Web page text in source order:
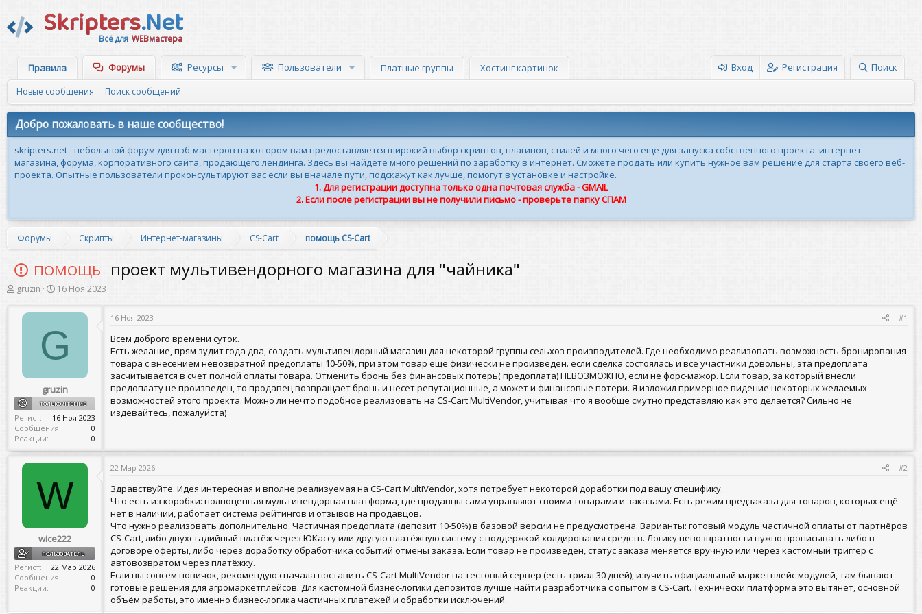
Skripters.Net
Всё для WEBмастера
Правила Форумы Ресурсы Пользователи Платные группы Хостинг картинок Вход Регистрация Поиск
Новые сообщения Поиск сообщений
Добро пожаловать в наше сообщество!
skripters.net - небольшой форум для вэб-мастеров на котором вам предоставляется широкий выбор скриптов, плагинов, стилей и много чего еще для запуска собственного проекта: интернет-
магазина, форума, корпоративного сайта, продающего лендинга. Здесь вы найдете много решений по заработку в интернет. Сможете продать или купить нужное вам решение для старта своего веб-
проекта. Опытные пользователи проконсультируют вас если вы вначале пути, подскажут как лучше, помогут в установке и настройке.
1. Для регистрации доступна только одна почтовая служба - GMAIL
2. Если после регистрации вы не получили письмо - проверьте папку СПАМ
Форумы Скрипты Интернет-магазины CS-Cart помощь CS-Cart
ПОМОЩЬ проект мультивендорного магазина для "чайника"
А
gruzin
Д
т
н
а
ч
л
а
16 Ноя 2023
G
gruzin
ТОЛЬКО ЧТЕНИЕ
Регист
16 Ноя 2023
Сообщения
0
Реакции
0
16 Ноя 2023 #1
Всем доброго времени суток.
Есть желание, прям зудит года два, создать мультивендорный магазин для некоторой группы сельхоз производителей. Где необходимо реализовать возможность бронирования
товара с внесением невозвратной предоплаты 10-50%, при этом товар еще физически не произведен. если сделка состоялась и все участники довольны, эта предоплата
засчитывается в счет полной оплаты товара. Отменить бронь без финансовых потерь( предоплата) НЕВОЗМОЖНО, если не форс-мажор. Если товар, за который внесли
предоплату не произведен, то продавец возвращает бронь и несет репутационные, а может и финансовые потери. Я изложил примерное видение некоторых желаемых
возможностей этого проекта. Можно ли нечто подобное реализовать на CS-Cart MultiVendor, учитывая что я вообще смутно представляю как это делается? Сильно не
издевайтесь, пожалуйста)
W
wice222
ПОЛЬЗОВАТЕЛЬ
Регист
22 Мар 2026
Сообщения
0
Реакции
0
22 Мар 2026 #2
Здравствуйте. Идея интересная и вполне реализуемая на CS-Cart MultiVendor, хотя потребует некоторой доработки под вашу специфику.
Что есть из коробки: полноценная мультивендорная платформа, где продавцы сами управляют своими товарами и заказами. Есть режим предзаказа для товаров, которых ещё
нет в наличии, работает система рейтингов и отзывов на продавцов.
Что нужно реализовать дополнительно. Частичная предоплата (депозит 10-50%) в базовой версии не предусмотрена. Варианты: готовый модуль частичной оплаты от партнёров
CS-Cart, либо двухстадийный платёж через ЮКассу или другую платёжную систему с поддержкой холдирования средств. Логику невозвратности нужно прописывать либо в
договоре оферты, либо через доработку обработчика событий отмены заказа. Если товар не произведён, статус заказа меняется вручную или через кастомный триггер с
автовозвратом через платёжку.
Если вы совсем новичок, рекомендую сначала поставить CS-Cart MultiVendor на тестовый сервер (есть триал 30 дней), изучить официальный маркетплейс модулей, там бывают
готовые решения для агромаркетплейсов. Для кастомной бизнес-логики депозитов лучше найти разработчика с опытом в CS-Cart. Технически платформа это вытянет, основной
объём работы, это именно бизнес-логика частичных платежей и обработки исключений.